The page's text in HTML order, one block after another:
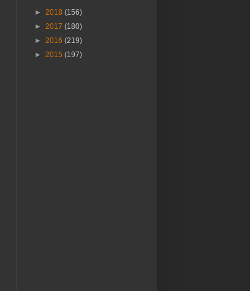
► 2018 (156)
► 2017 (180)
► 2016 (219)
► 2015 (197)